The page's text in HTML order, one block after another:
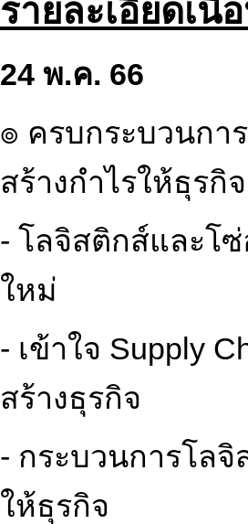
รายละเอียดเนื้
24 พ.ค. 66
๏ ครบกระบวนกา
สร้างกำไรให้ธุรกิจ
- โลจิสติกส์และโ
ใหม่
- เข้าใจ Supply
สร้างธุรกิจ
- กระบวนการโล
ให้ธุรกิจ